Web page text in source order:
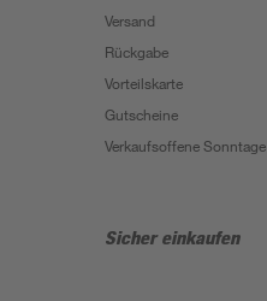
Versand
Rückgabe
Vorteilskarte
Gutscheine
Verkaufsoffene Sonntage
Sicher einkaufen